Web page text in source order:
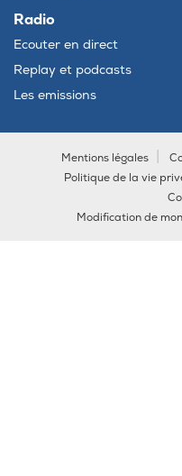
Radio
Ecouter en direct
Replay et podcasts
Les emissions
Mentions légales
Politique de la vie
Modification de